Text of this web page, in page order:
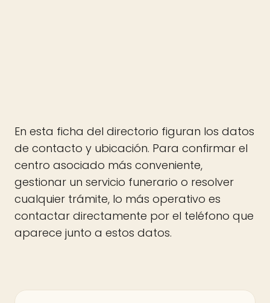
En esta ficha del directorio figuran los datos
de contacto y ubicación. Para confirmar el
centro asociado más conveniente,
gestionar un servicio funerario o resolver
cualquier trámite, lo más operativo es
contactar directamente por el teléfono que
aparece junto a estos datos.